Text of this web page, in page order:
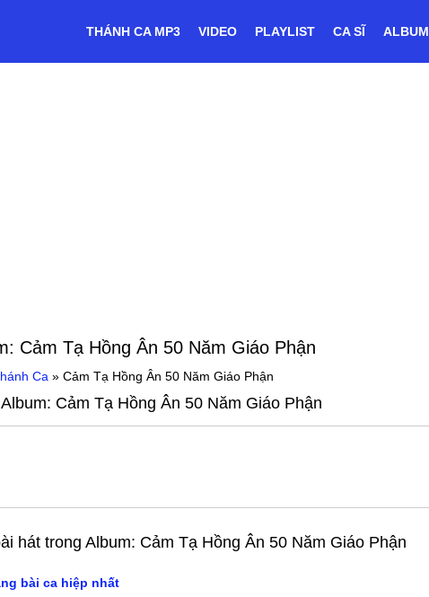
THÁNH CA MP3 VIDEO PLAYLIST CA SĨ ALBUM
Cảm Tạ Hồng Ân 50 Năm Giáo Phận
Ca »Cảm Tạ Hồng Ân 50 Năm Giáo Phận
Cảm Tạ Hồng Ân 50 Năm Giáo Phận
hát trong Album: Cảm Tạ Hồng Ân 50 Năm Giáo Phận
bài ca hiệp nhất